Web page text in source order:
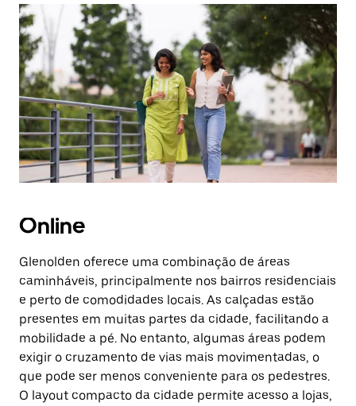
Pressione
a
tecla
“ESC”
para
fechar
o
calendário.
Online
Glenolden oferece uma combinação de áreas
caminháveis, principalmente nos bairros residenciais
e perto de comodidades locais. As calçadas estão
presentes em muitas partes da cidade, facilitando a
mobilidade a pé. No entanto, algumas áreas podem
exigir o cruzamento de vias mais movimentadas, o
que pode ser menos conveniente para os pedestres.
O layout compacto da cidade permite acesso a lojas,